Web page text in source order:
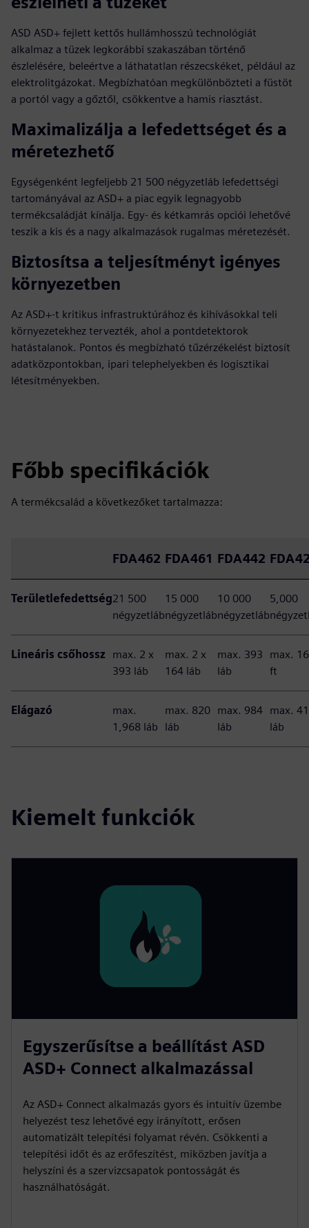
ASD ASD+ fejlett kettős hullámhosszú technológiát
alkalmaz a tüzek legkorábbi szakaszában történő
észlelésére, beleértve a láthatatlan részecskéket, például az
elektrolitgázokat. Megbízhatóan megkülönbözteti a füstöt
a portól vagy a gőztől, csökkentve a hamis riasztást.
Maximalizálja a lefedettséget és a
méretezhető
Egységenként legfeljebb 21 500 négyzetláb lefedettségi
tartományával az ASD+ a piac egyik legnagyobb
termékcsaládját kínálja. Egy- és kétkamrás opciói lehetővé
teszik a kis és a nagy alkalmazások rugalmas méretezését.
Biztosítsa a teljesítményt igényes
környezetben
Az ASD+-t kritikus infrastruktúrához és kihívásokkal teli
környezetekhez tervezték, ahol a pontdetektorok
hatástalanok. Pontos és megbízható tűzérzékelést biztosít
adatközpontokban, ipari telephelyekben és logisztikai
létesítményekben.
Főbb specifikációk
A termékcsalád a következőket tartalmazza:
FDA462 FDA461 FDA442
Területlefedettség21 500
négyzetláb
15 000
négyzetláb
10 000
négyzetláb
5,000
Lineáris csőhossz
max. 2 x
393 láb
max. 2 x
164 láb
max. 393
láb
max.
ft
Elágazó
max.
1,968 láb
max. 820
láb
max. 984
láb
max.
láb
Kiemelt funkciók
Egyszerűsítse a beállítást ASD
ASD+ Connect alkalmazással
Az ASD+ Connect alkalmazás gyors és intuitív üzembe
helyezést tesz lehetővé egy irányított, erősen
automatizált telepítési folyamat révén. Csökkenti a
telepítési időt és az erőfeszítést, miközben javítja a
helyszíni és a szervizcsapatok pontosságát és
használhatóságát.